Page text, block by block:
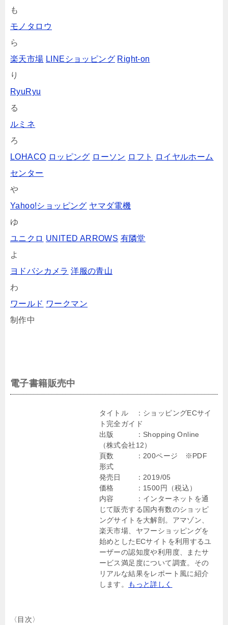
も
モノタロウ
ら
楽天市場 LINEショッピング Right-on
り
RyuRyu
る
ルミネ
ろ
LOHACO ロッピング ローソン ロフト
ロイヤルホーム
センター
や
Yahoo!ショッピング ヤマダ電機
ゆ
ユニクロ UNITED ARROWS 有隣堂
よ
ヨドバシカメラ 洋服の青山
わ
ワールド ワークマン
制作中
電子書籍販売中
タイトル ：ショッピングECサイ
ト完全ガイド
出版 ：Shopping Online
（株式会社12）
頁数 ：200ページ ※PDF
形式
発売日 ：2019/05
価格 ：1500円（税込）
内容 ：インターネットを通
じて販売する国内有数のショッピ
ングサイトを大解剖。アマゾン、
楽天市場、ヤフーショッピングを
始めとしたECサイトを利用するユ
ーザーの認知度や利用度、またサ
ービス満足度について調査。その
リアルな結果をレポート風に紹介
します。
もっと詳しく
〈目次〉